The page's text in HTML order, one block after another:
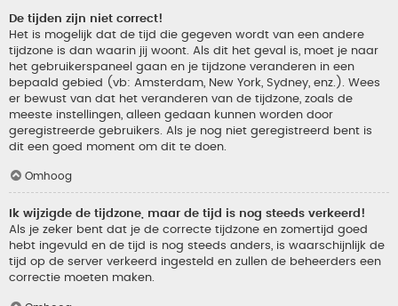
De tijden zijn niet correct!
Het is mogelijk dat de tijd die gegeven wordt van een andere
tijdzone is dan waarin jij woont. Als dit het geval is, moet je naar
het gebruikerspaneel gaan en je tijdzone veranderen in een
bepaald gebied (vb: Amsterdam, New York, Sydney, enz.). Wees
er bewust van dat het veranderen van de tijdzone, zoals de
meeste instellingen, alleen gedaan kunnen worden door
geregistreerde gebruikers. Als je nog niet geregistreerd bent is
dit een goed moment om dit te doen.
Omhoog
Ik wijzigde de tijdzone, maar de tijd is nog steeds verkeerd!
Als je zeker bent dat je de correcte tijdzone en zomertijd goed
hebt ingevuld en de tijd is nog steeds anders, is waarschijnlijk de
tijd op de server verkeerd ingesteld en zullen de beheerders een
correctie moeten maken.